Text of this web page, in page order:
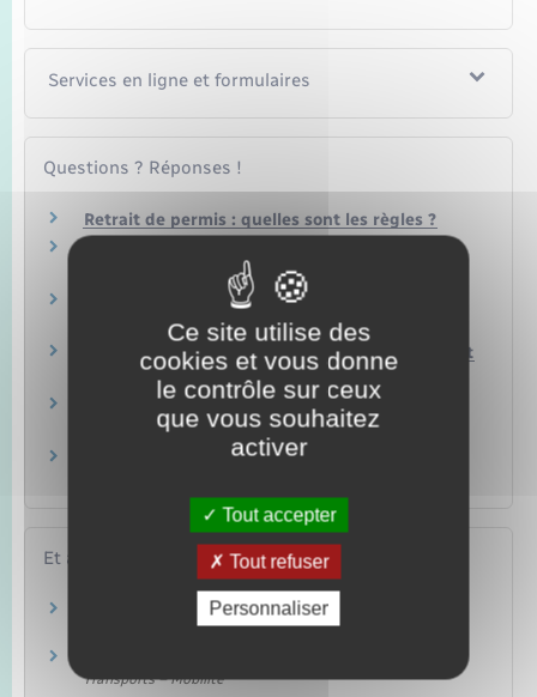
Services en ligne et formulaires
Questions ? Réponses !
Retrait de permis : quelles sont les règles ?
Un salarié peut-il être licencié à cause du
retrait de son permis de conduire ?
Faut-il informer son assurance en cas de retrait
du permis de conduire ?
Qui doit conduire avec un éthylotest
antidémarrage (EAD) ?
Solde du permis de conduire : comment
Et aussi
Rétention du permis de conduire
Transports – Mobilité
Transports – Mobilité
Ce site utilise des
cookies et vous donne
le contrôle sur ceux
que vous souhaitez
activer
Tout accepter
Tout refuser
Personnaliser